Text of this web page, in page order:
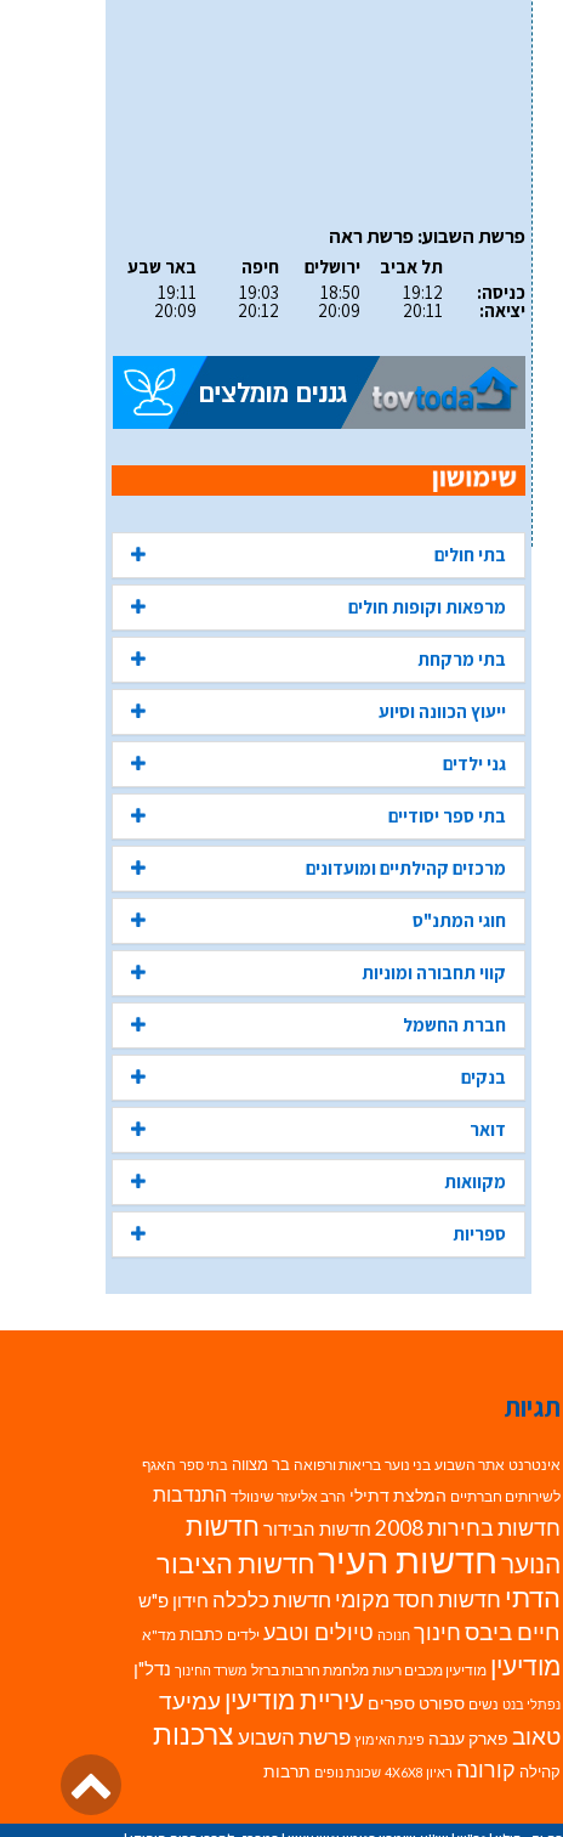
פרשת השבוע: פרשת ראה
כניסה:
יציאה:
תל אביב
19:12
20:11
ירושלים
18:50
20:09
חיפה
19:03
20:12
באר שבע
19:11
20:09
בתי חולים
מרפאות וקופות חולים
בתי מרקחת
ייעוץ הכוונה וסיוע
גני ילדים
בתי ספר יסודיים
מרכזים קהילתיים ומועדונים
חוגי המתנ"ס
קווי תחבורה ומוניות
חברת החשמל
בנקים
דואר
מקוואות
ספריות
תגיות
אינטרנט אתר השבוע בני נוער בריאות ורפואה בר מצווה בתי ספר האגף
לשירותים חברתיים המלצת דתילי הרב אליעזר שינוולד התנדבות
חדשות בחירות 2008 חדשות הבידור חדשות
הנוערחדשות העירחדשות הציבור
הדתי חדשות חסד מקומי חדשות כלכלה חידון פ"ש
חיים ביבסחינוך חנוכה טיולים וטבע ילדים כתבות מד"א
מודיעין מודיעין מכבים רעות מלחמת חרבות ברזל משרד החינוך נדל"ן
נפתלי בנט נשים ספורט ספרים עיריית מודיעין עמיעד
טאוב פארק ענבה פינת האימוץ פרשת השבועצרכנות
קהילה קורונה ראיון 4X6X8 שכונת נופים תרבות